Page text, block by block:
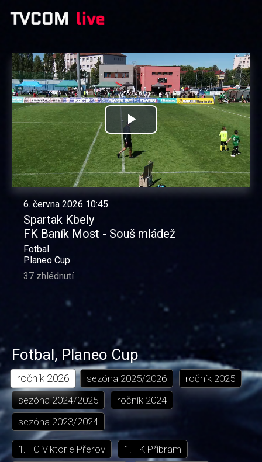
Přehrát
video
6. června 2026 10:45
Spartak Kbely
FK Baník Most - Souš mládež
Fotbal
Planeo Cup
37 zhlédnutí
Fotbal, Planeo Cup
ročník 2026 sezóna 2025/2026 ročník 2025
sezóna 2024/2025 ročník 2024
sezóna 2023/2024
1. FC Viktorie Přerov
1. FK Příbram